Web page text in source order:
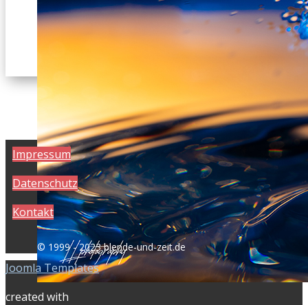
Impressum
Datenschutz
Kontakt
© 1999 - 2023 blende-und-zeit.de
Joomla Templates
created with